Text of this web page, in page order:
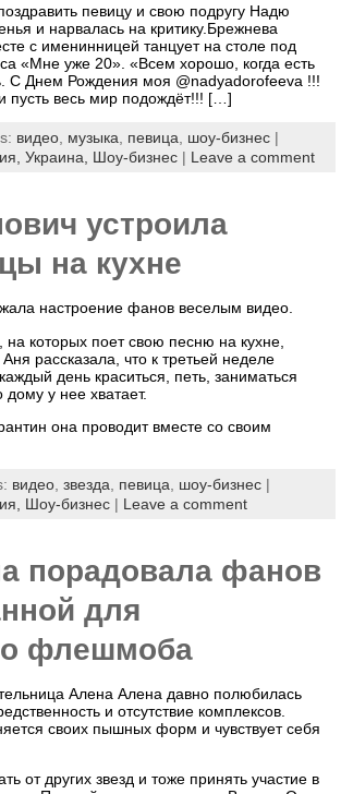
певицу и свою подругу Надю
и нарвалась на критику.Брежнева
с именинницей танцует на столе под
«Мне уже 20». «Всем хорошо, когда есть
С Днем Рождения моя @nadyadorofeeva !!!
пусть весь мир подождёт!!! […]
видео музыка певица шоу-бизнес |
Украина, Шоу-бизнес | Leave a comment
устроила
на кухне
настроение фанов веселым видео.
которых поет свою песню на кухне,
рассказала, что к третьей неделе
день краситься, петь, заниматься
у нее хватает.
она проводит вместе со своим
видео звезда певица шоу-бизнес |
Шоу-бизнес | Leave a comment
порадовала фанов
для
флешмоба
Алена Алена давно полюбилась
и отсутствие комплексов.
своих пышных форм и чувствует себя
от других звезд и тоже принять участие в